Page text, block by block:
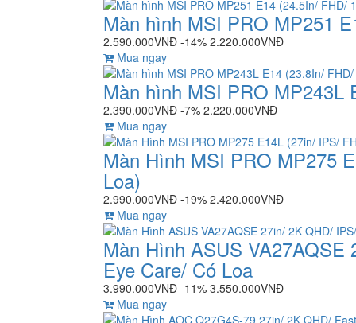
Màn hình MSI PRO MP251
2.590.000VNĐ -14% 2.220.000VNĐ
Mua ngay
Màn hình MSI PRO MP243L
2.390.000VNĐ -7% 2.220.000VNĐ
Mua ngay
Màn Hình MSI PRO MP275
Loa)
2.990.000VNĐ -19% 2.420.000VNĐ
Mua ngay
Màn Hình ASUS
Eye Care/ Có Loa
3.990.000VNĐ -11% 3.550.000VNĐ
Mua ngay